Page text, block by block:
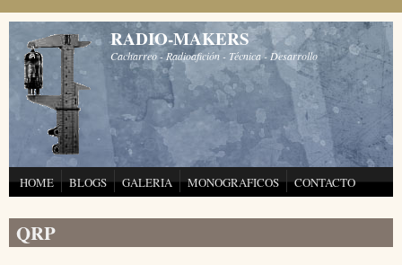
Pasar al contenido principal
RADIO-MAKERS
Cacharreo - Radioafición - Técnica - Desarrollo
HOME BLOGS GALERIA MONOGRAFICOS CONTACTO
QRP